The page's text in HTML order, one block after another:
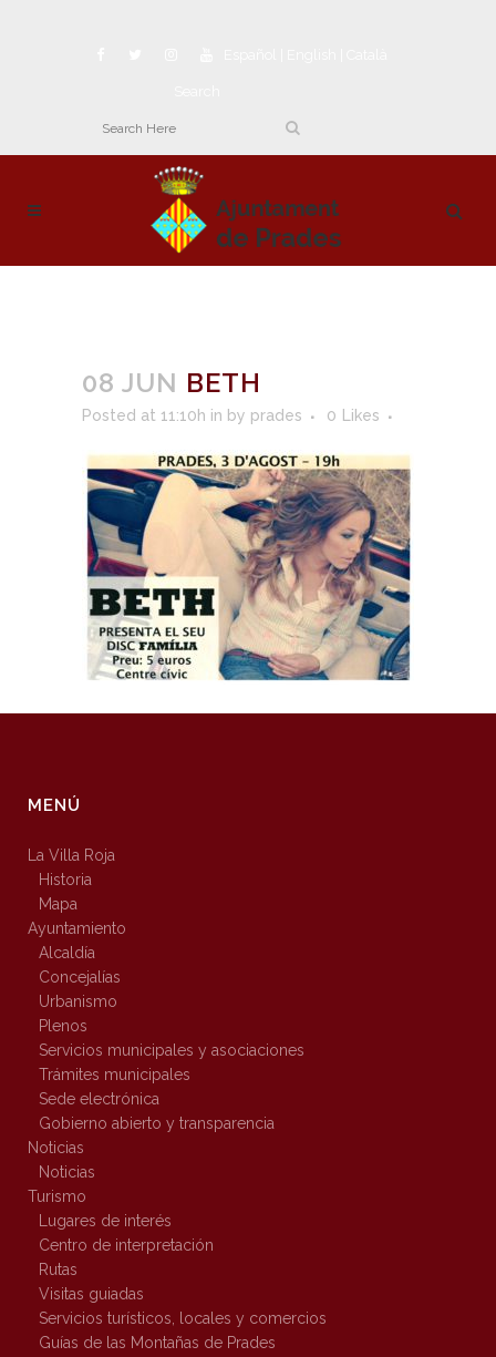
08 JUN BETH
Posted at 11:10h in by prades 0 Likes
MENÚ
La Villa Roja
Historia
Mapa
Ayuntamiento
Alcaldía
Concejalías
Urbanismo
Plenos
Servicios municipales y asociaciones
Trámites municipales
Sede electrónica
Gobierno abierto y transparencia
Noticias
Noticias
Turismo
Lugares de interés
Centro de interpretación
Rutas
Visitas guiadas
Servicios turísticos, locales y comercios
Guías de las Montañas de Prades